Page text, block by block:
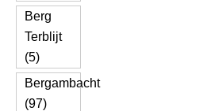
Berg
Terblijt
(5)
Bergambacht
(97)